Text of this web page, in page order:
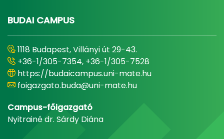
BUDAI CAMPUS
1118 Budapest, Villányi út 29-43.
+36-1/305-7354, +36-1/305-7528
https://budaicampus.uni-mate.hu
foigazgato.buda@uni-mate.hu
Campus-főigazgató
Nyitrainé dr. Sárdy Diána